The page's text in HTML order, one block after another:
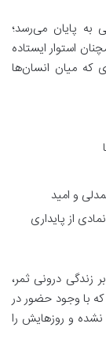
به پایان می‌رسد؛
استوار ایستاده
که میان انسان‌ها
و امید
از پایداری
زندگی درونی ثمر،
با وجود حضور در
نشده و روزهایش را